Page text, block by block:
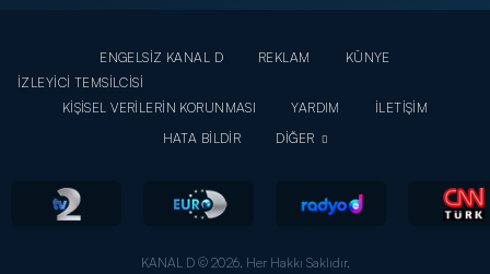
ENGELSİZ KANAL D REKLAM
KÜNYE
İZLEYİCİ TEMSİLCİSİ
KİŞİSEL VERİLERİN KORUNMASI
YARDIM
İLETİŞİM
HATA BİLDİR
DİĞER
KANAL D © 2026. Her Hakkı Saklıdır.